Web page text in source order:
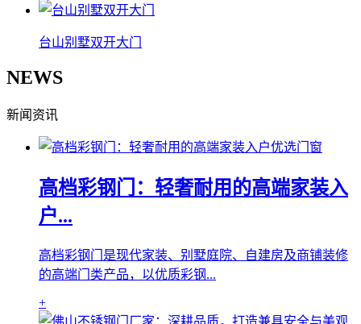
台山别墅双开大门
NEWS
新闻资讯
高档彩钢门：轻奢耐用的高端家装入
户...
高档彩钢门是现代家装、别墅庭院、自建房及商铺装修
的高端门类产品，以优质彩钢...
+